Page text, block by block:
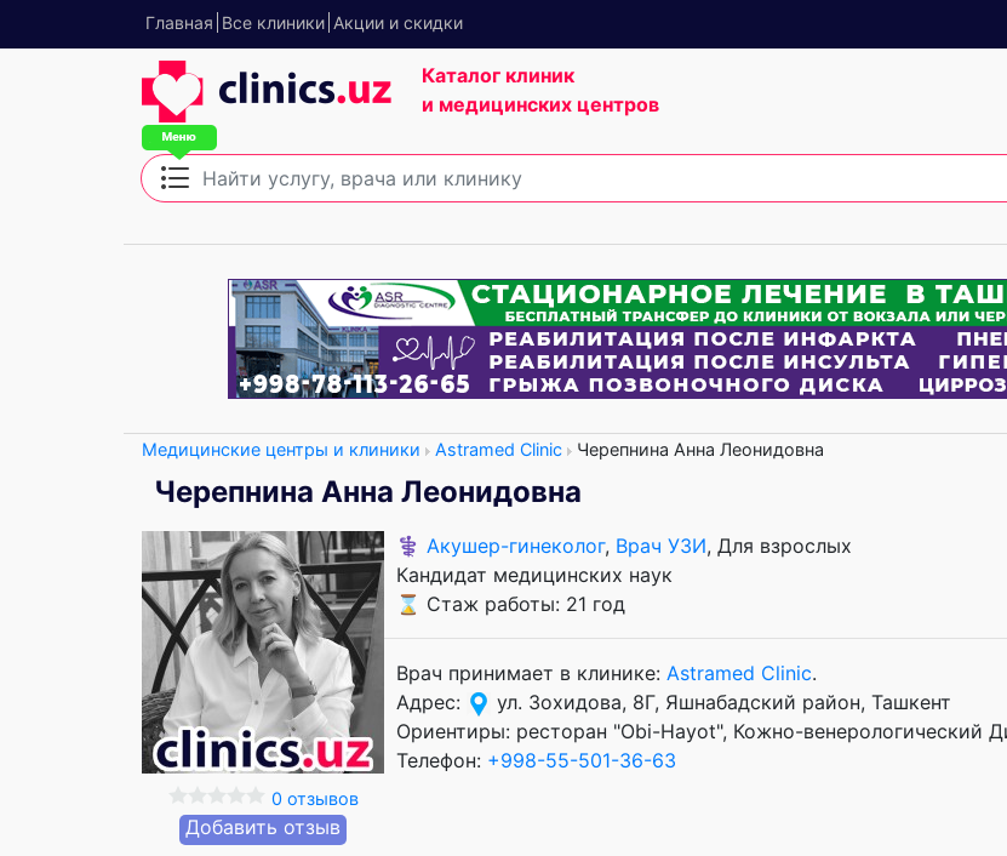
Главная Все клиники Акции и скидки
Каталог клиник
и медицинских центров
Медицинские центры и клиники Astramed Clinic Черепнина Анна Леонидовна
Черепнина Анна Леонидовна
0 отзывов
Добавить отзыв
⚕️ Акушер-гинеколог, Врач УЗИ, Для взрослых
Кандидат медицинских наук
⌛ Стаж работы: 21 год
Врач принимает в клинике: Astramed Clinic.
Адрес:
ул. Зохидова, 8Г, Яшнабадский район, Ташкент
Ориентиры: ресторан "Obi-Hayot", Кожно-венерологический
Телефон: +998-55-501-36-63